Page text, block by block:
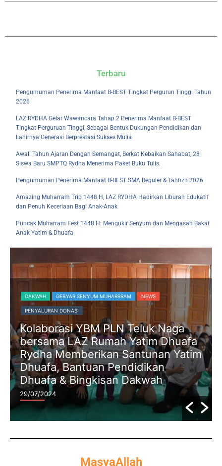
Terbaru
Pengumuman Penerima Manfaat B-BEST Tingkat Pergurun Tinggi Tahun
2026
LAZ RYDHA Gelar Wawancara Tahap 2 Penerima Manfaat B-BEST
Tingkat Perguruan Tinggi, Sebagai Bentuk Dukungan Pendidikan dan
Lahirnya Generasi Berprestasi Sukses Mulia
Awali Tahun Ajaran Dengan Semangat, Berkat Kebaikan Sahabat, 28
Siswa Baru SMPTQ Rydha Menerima Paket Buku Tulis.
Pengumuman Penerima Manfaat B-BEST SMA Reguler & Tahfizh 2026
Amazing Muharram Trip 1448 H, LAZ RYDHA Hadirkan Liburan Edukatif
dan Penuh Keceriaan Bagi Anak-Anak
Puncak Muharram Fest 1448 H: Mengukir Senyum dan Mengasah Bakat
Anak Yatim & Dhuafa
DAKWAH GEBYAR SENYUM MUHARRRAM NEWS
PENYALURAN DONASI
Kolaborasi YBM PLN Teluk Naga
bersama LAZ Rumah Yatim Dhuafa
Rydha Memberikan Santunan Yatim
Dhuafa, Bantuan Pendidikan
Dhuafa & Bingkisan Dakwah
29/07/2024
MasyaAllah